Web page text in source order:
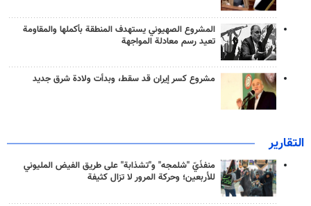
المشروع الصهيوني يستهدف المنطقة بأكملها والمقاومة
تعيد رسم معادلة المواجهة
مشروع كسر إيران قد سقط، وبدأت ولادة شرق جديد
التقارير
منفذَيّ "شلمجه" و"تشذابة" على طريق الفيض المليوني
للأربعين؛ وحركة المرور لا تزال كثيفة